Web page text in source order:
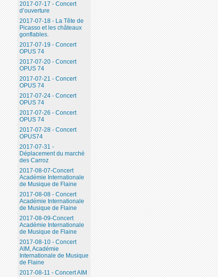
2017-07-17 - Concert
d’ouverture
2017-07-18 - La Tête de
Picasso et les châteaux
gonflables.
2017-07-19 - Concert
OPUS 74
2017-07-20 - Concert
OPUS 74
2017-07-21 - Concert
OPUS 74
2017-07-24 - Concert
OPUS 74
2017-07-26 - Concert
OPUS 74
2017-07-28 - Concert
OPUS74
2017-07-31 -
Déplacement du marché
des Carroz
2017-08-07-Concert
Académie Internationale
de Musique de Flaine
2017-08-08 - Concert
Académie Internationale
de Musique de Flaine
2017-08-09-Concert
Académie Internationale
de Musique de Flaine
2017-08-10 - Concert
AIM, Académie
Internationale de Musique
de Flaine
2017-08-11 - Concert AIM